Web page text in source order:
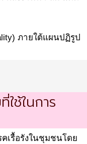
ภายใต้แผนปฏิรูป
ช้ในการ
เรื้อรังในชุมชนโดย